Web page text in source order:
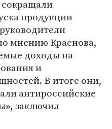
сокращали
продукции
мнению Краснова,
доходы на
и
В итоге они,
антироссийские
заключил